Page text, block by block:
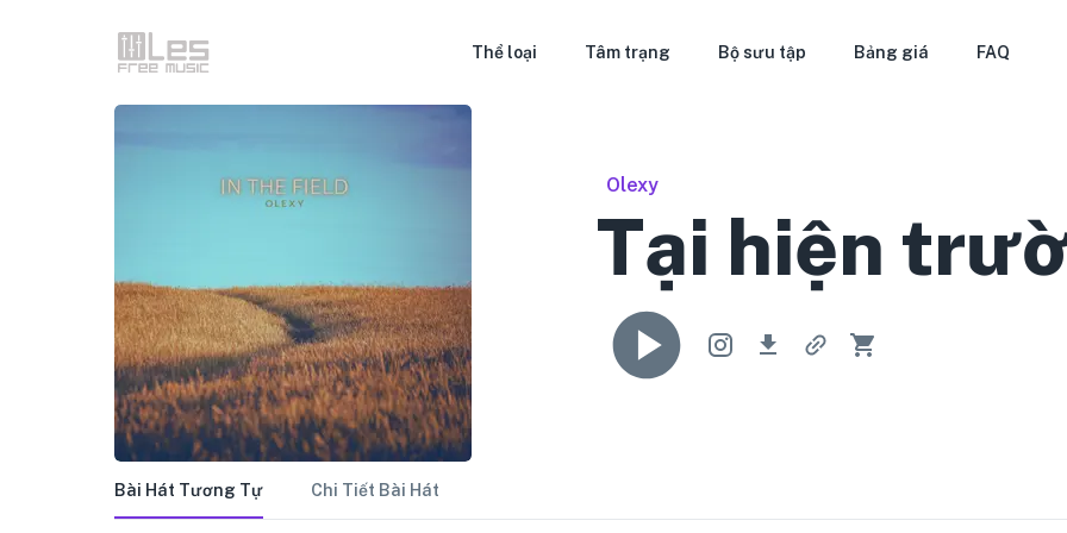
Thể loại Tâm trạng Bộ sưu tập Bảng giá FAQ
Olexy
Tại hiện
Bài Hát Tương Tự Chi Tiết Bài Hát